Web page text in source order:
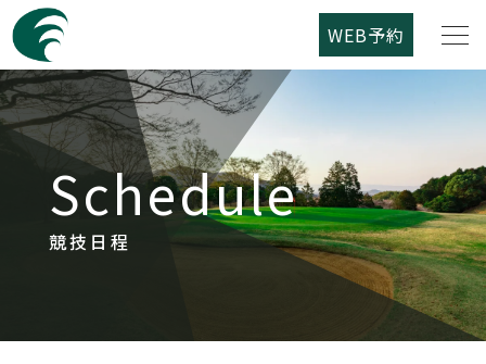
WEB予約
Schedule
競技日程
筑紫野カントリークラブについて
コース紹介
ご利用案内
レストラン